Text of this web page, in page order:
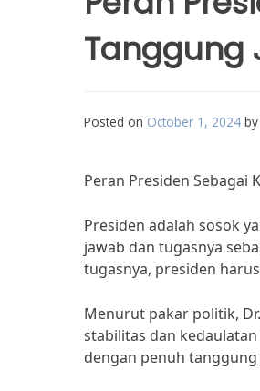
Tanggung
Posted on October 1, 2024 by
Peran Presiden Sebagai
Presiden adalah sosok
jawab dan tugasnya
tugasnya, presiden
Menurut pakar politik,
stabilitas dan
dengan penuh tanggung